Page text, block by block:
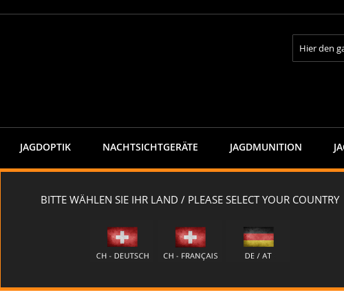
Suche
JAGDOPTIK NACHTSICHTGERÄTE JAGDMUNITION
Funktionsunterwäsche "LASTING APOL"
"LASTING APOL"